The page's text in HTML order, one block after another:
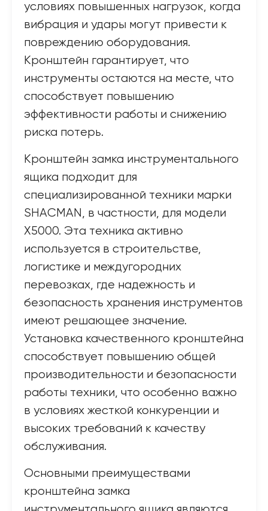
условиях повышенных нагрузок, когда
вибрация и удары могут привести к
повреждению оборудования.
Кронштейн гарантирует, что
инструменты остаются на месте, что
способствует повышению
эффективности работы и снижению
риска потерь.
Кронштейн замка инструментального
ящика подходит для
специализированной техники марки
SHACMAN, в частности, для модели
X5000. Эта техника активно
используется в строительстве,
логистике и междугородних
перевозках, где надежность и
безопасность хранения инструментов
имеют решающее значение.
Установка качественного кронштейна
способствует повышению общей
производительности и безопасности
работы техники, что особенно важно
в условиях жесткой конкуренции и
высоких требований к качеству
обслуживания.
Основными преимуществами
кронштейна замка